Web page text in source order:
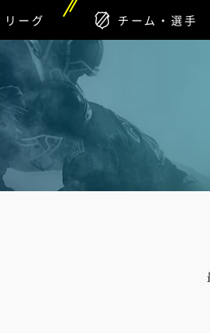
リーグ チーム・選手